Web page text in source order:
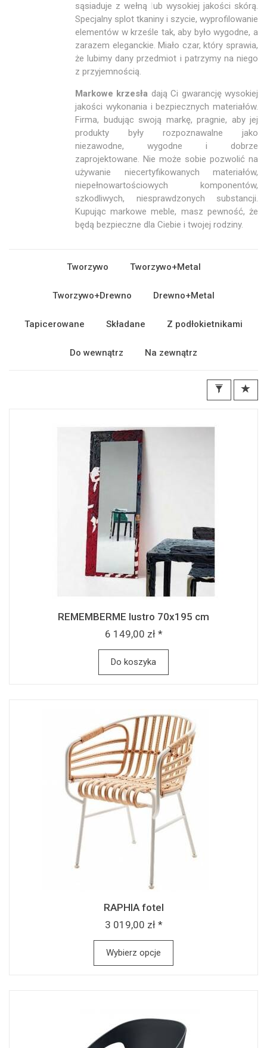
sąsiaduje z wełną lub wysokiej jakości skórą.
Specjalny splot tkaniny i szycie, wyprofilowanie
elementów w krześle tak, aby było wygodne, a
zarazem eleganckie. Miało czar, który sprawia,
że lubimy dany przedmiot i patrzymy na niego
z przyjemnością.
Markowe krzesła dają Ci gwarancję wysokiej
jakości wykonania i bezpiecznych materiałów.
Firma, budując swoją markę, pragnie, aby jej
produkty były rozpoznawalne jako
niezawodne, wygodne i dobrze
zaprojektowane. Nie może sobie pozwolić na
używanie niecertyfikowanych materiałów,
niepełnowartościowych komponentów,
szkodliwych, niesprawdzonych substancji.
Kupując markowe meble, masz pewność, że
będą bezpieczne dla Ciebie i twojej rodziny.
Tworzywo Tworzywo+Metal
Tworzywo+Drewno Drewno+Metal
Tapicerowane Składane Z podłokietnikami
Do wewnątrz Na zewnątrz
REMEMBERME lustro 70x195 cm
6 149,00 zł *
Do koszyka
RAPHIA fotel
3 019,00 zł *
Wybierz opcje